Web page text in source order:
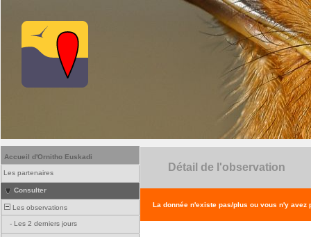
Accueil d'Ornitho Euskadi
Les partenaires
Consulter
Les observations
- Les 2 derniers jours
Détail de l'observation
La donnée n'existe pas/plus ou vous n'y avez